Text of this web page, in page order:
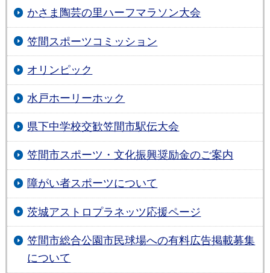
かさま陶芸の里ハーフマラソン大会
笠間スポーツコミッション
オリンピック
水戸ホーリーホック
県下中学校交歓笠間市駅伝大会
笠間市スポーツ・文化振興奨励金のご案内
障がい者スポーツについて
茨城アストロプラネッツ応援ページ
笠間市総合公園市民球場への有料広告掲載募集
について